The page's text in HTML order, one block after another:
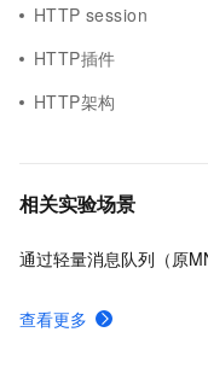
HTTP session
HTTP插件
HTTP架构
相关实验场景
查看更多